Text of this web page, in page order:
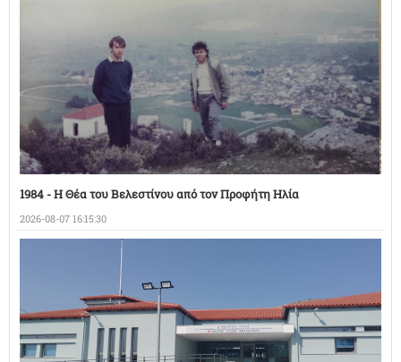
1984 - Η Θέα του Βελεστίνου από τον Προφήτη Ηλία
2026-08-07 16:15:30